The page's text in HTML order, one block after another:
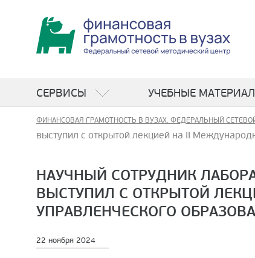
СЕРВИСЫ УЧЕБНЫЕ
ФИНАНСОВАЯ ГРАМОТНОСТЬ В ВУЗАХ. ФЕДЕРАЛЬНЫЙ
выступил с открытой лекцией на II
НАУЧНЫЙ СОТРУДНИК
ВЫСТУПИЛ С ОТКРЫТОЙ
УПРАВЛЕНЧЕСКОГО
22 ноября 2024